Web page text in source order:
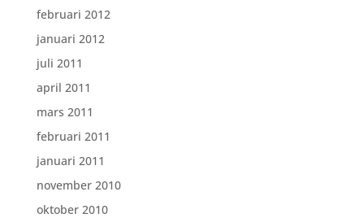
februari 2012
januari 2012
juli 2011
april 2011
mars 2011
februari 2011
januari 2011
november 2010
oktober 2010